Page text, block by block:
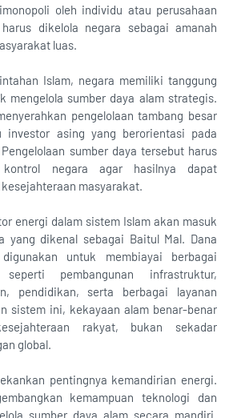
oleh individu atau perusahaan
dikelola negara sebagai amanah
luas.
Islam, negara memiliki tanggung
mengelola sumber daya alam strategis.
pengelolaan tambang besar
investor asing yang berorientasi pada
sumber daya tersebut harus
negara agar hasilnya dapat
masyarakat.
energi dalam sistem Islam akan masuk
yang dikenal sebagai Baitul Mal. Dana
untuk membiayai berbagai
pembangunan infrastruktur,
pendidikan, serta berbagai layanan
sistem ini, kekayaan alam benar-benar
rakyat, bukan sekadar
global.
pentingnya kemandirian energi.
kemampuan teknologi dan
sumber daya alam secara mandiri.